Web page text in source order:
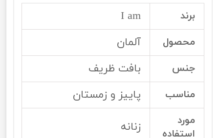
برند I am
محصول آلمان
جنس بافت ظریف
مناسب پاییز و زمستان
مورد
استفاده
زنانه